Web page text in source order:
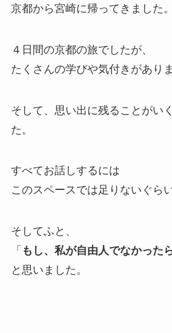
京都から宮崎に帰ってきました。
４日間の京都の旅でしたが、
たくさんの学びや気付きがあり
そして、思い出に残ることがい
た。
すべてお話しするには
このスペースでは足りないぐら
そしてふと、
「 もし、私が自由人でなかった
と思いました。